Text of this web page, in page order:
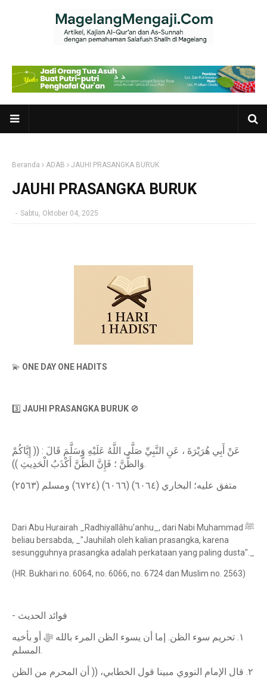
Beranda ADAB JAUHI PRASANGKA BURUK
JAUHI PRASANGKA BURUK
- Sabtu, Oktober 04, 2025
💫 ONE DAY ONE HADITS
3️⃣ JAUHI PRASANGKA BURUK 🚫
عَنْ أَبِي هُرَيْرَةَ ، عَنِ النَّبِيِّ صَلَّى اللَّهُ عَلَيْهِ وَسَلَّمَ قَالَ : (( إِيَّاكُمْ
متفق عليه؛ البخاري (٦٠٦٤) (٦٠٦٦) (٦٧٢٤) ومسلم (٢٥٦٣)
Dari Abu Hurairah _Radhiyallâhu'anhu_, dari Nabi Muhammad ﷺ
beliau bersabda, _"Jauhilah oleh kalian prasangka, karena
sesungguhnya prasangka adalah perkataan yang paling dusta"._
(HR. Bukhari no. 6064, no. 6066, no. 6724 dan Muslim no. 2563)
- فوائد الحديث
١. تحريم سوء الظن. إما أن يسوء الظن المرء بالله ﷻ أو بأخيه
٢. قال الإمام النووي مبينا قول الخطابي، (( أن المحرم من الظن